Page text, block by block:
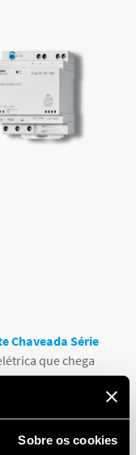
Sobre os cookies
Chaveada Série
que chega
contínua. Ou
ou 220Vac e
o
que